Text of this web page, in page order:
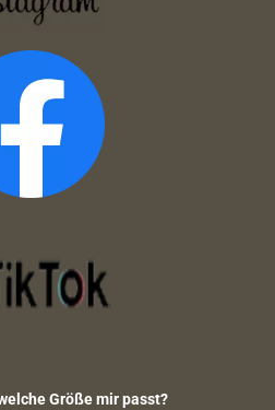
Größe mir passt?